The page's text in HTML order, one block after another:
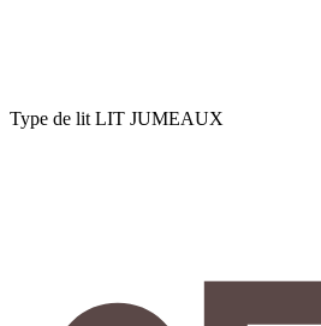
Type de lit LIT JUMEAUX